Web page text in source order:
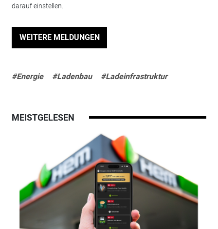
darauf einstellen.
WEITERE MELDUNGEN
#Energie #Ladenbau #Ladeinfrastruktur
MEISTGELESEN